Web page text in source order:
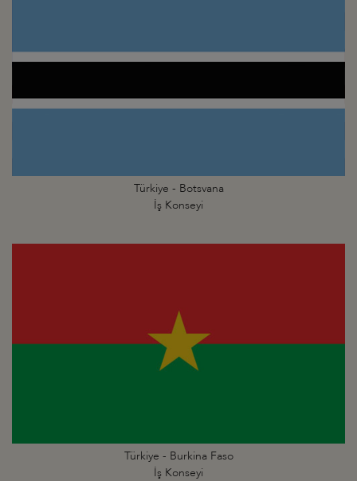
Türkiye - Botsvana
İş Konseyi
Türkiye - Burkina Faso
İş Konseyi